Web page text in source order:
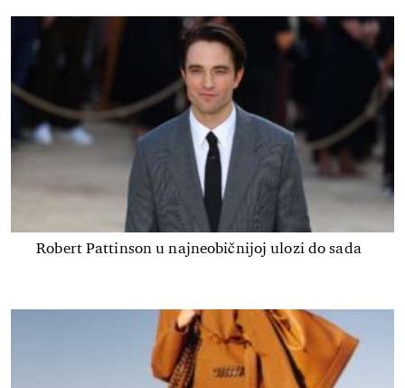
Robert Pattinson u najneobičnijoj ulozi do sada